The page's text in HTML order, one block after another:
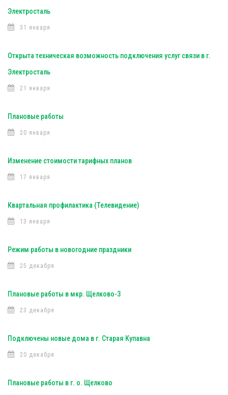
Электросталь
31 января
Открыта техническая возможность подключения услуг связи в г.
Электросталь
21 января
Плановые работы
20 января
Изменение стоимости тарифных планов
17 января
Квартальная профилактика (Телевидение)
13 января
Режим работы в новогодние праздники
25 декабря
Плановые работы в мкр. Щелково-3
23 декабря
Подключены новые дома в г. Старая Купавна
20 декабря
Плановые работы в г. о. Щелково